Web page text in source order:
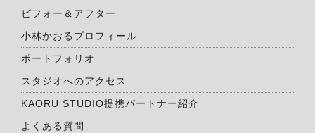
ビフォー＆アフター
小林かおるプロフィール
ポートフォリオ
スタジオへのアクセス
KAORU STUDIO提携パートナー紹介
よくある質問